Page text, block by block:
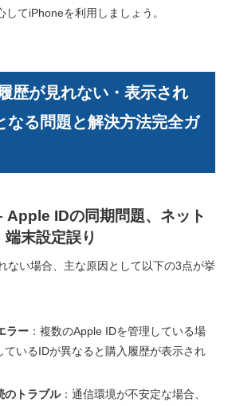
してiPhoneを利用しましょう。
歴が見れない・表示され
なる問題と解決方法完全ガ
Apple IDの同期問題、ネット
末設定誤り
ない場合、主な原因として以下の3点が挙
ラー ：複数のApple IDを管理している場
ているIDが異なると購入履歴が表示され
のトラブル：通信環境が不安定な場合、